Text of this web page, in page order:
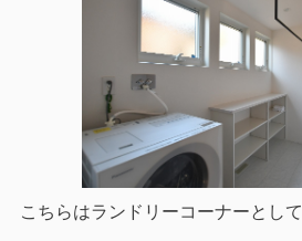
こちらはランドリーコーナーとして